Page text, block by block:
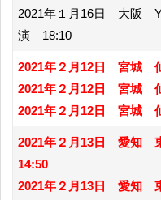
2021年１月16日 大阪
演 18:10
2021年２月12日 宮城
2021年２月12日 宮城
2021年２月12日 宮城
2021年２月13日 愛知
14:50
2021年２月13日 愛知